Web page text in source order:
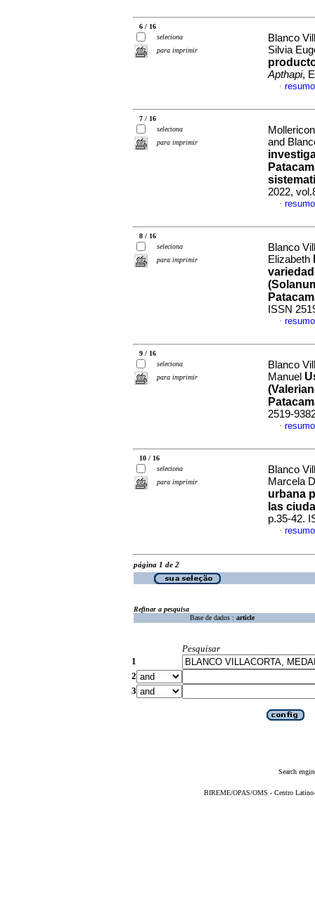
6 / 16
seleciona
para imprimir
Blanco
Silvia
Apthapi,
·
7 / 16
seleciona
para imprimir
and
2022,
·
8 / 16
seleciona
para imprimir
Blanco
Elizabeth
ISSN
·
9 / 16
seleciona
para imprimir
Blanco
Manuel
2519-
·
10 / 16
seleciona
para imprimir
Blanco
Marcela
urbana
las
p.35-42.
·
página 1 de 2
Refinar a pesquisa
Base de dados : article
Pesquisar
1
2
3
Search
BIREME/OPAS/OMS - Centro Latino-